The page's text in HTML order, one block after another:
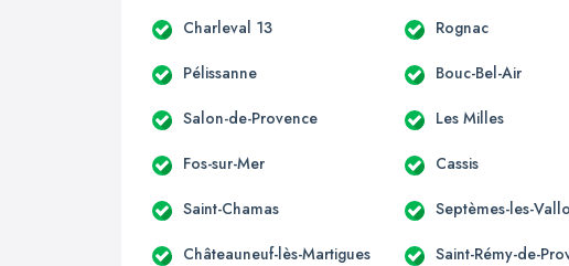
Charleval 13 Rognac
Pélissanne Bouc-Bel-Air
Salon-de-Provence Les Milles
Fos-sur-Mer Cassis
Saint-Chamas Septèmes-les-
Châteauneuf-lès-Martigues Saint-Rémy-de-